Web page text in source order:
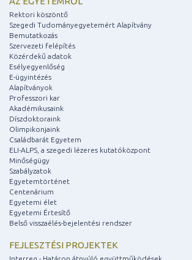
Rektori köszöntő
Szegedi Tudományegyetemért Alapítvány
Bemutatkozás
Szervezeti felépítés
Közérdekű adatok
Esélyegyenlőség
E-ügyintézés
Alapítványok
Professzori kar
Akadémikusaink
Díszdoktoraink
Olimpikonjaink
Családbarát Egyetem
ELI-ALPS, a szegedi lézeres kutatóközpont
Minőségügy
Szabályzatok
Egyetemtörténet
Centenárium
Egyetemi élet
Egyetemi Értesítő
Belső visszaélés-bejelentési rendszer
FEJLESZTÉSI PROJEKTEK